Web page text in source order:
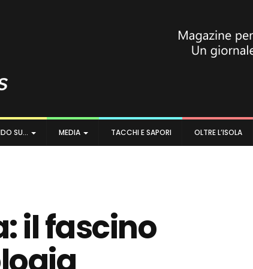
SU… MEDIA TACCHI E SAPORI OLTRE L’ISOLA
il fascino